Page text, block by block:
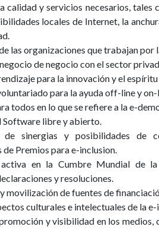
calidad y servicios necesarios,
locales de Internet, la
las organizaciones que trabajan por
de negocio con el sector
para la innovación y el
para la ayuda off-line y on-
todos en lo que se refiere a la e-
Software libre y abierto.
de sinergias y posibilidades de
Premios para e-inclusion.
en la Cumbre Mundial de
y resoluciones.
movilización de fuentes de
culturales e intelectuales de la e-
y visibilidad en los medios,